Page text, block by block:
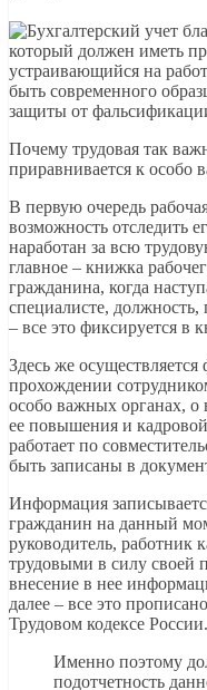
который должен иметь
устраивающийся на
быть современного
защиты от
Почему трудовая так
приравнивается к особо
В первую очередь
возможность отследить
наработан за всю
главное – книжка
гражданина, когда
специалисте,
– все это фиксируется в
Здесь же
прохождении
особо важных органах,
ее повышения и
работает по
быть записаны в
Информация
гражданин на данный
руководитель, работник
трудовыми в силу своей
внесение в нее
далее – все это
Трудовом кодексе России.
Именно поэтому
подотчетность